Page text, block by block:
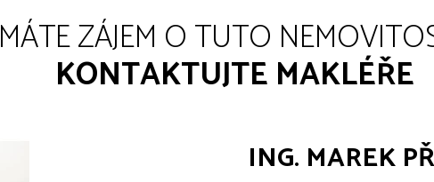
MÁTE ZÁJEM O TUTO
KONTAKTUJTE MAKLÉŘE
ING. MAREK